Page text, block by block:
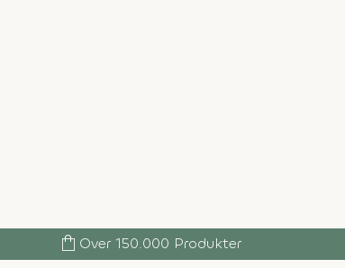
shopping_bag Over 150.000 Produkter